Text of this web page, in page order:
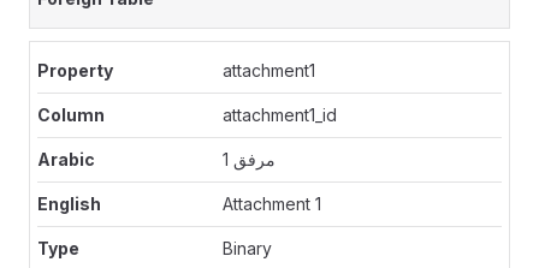
attachment1
attachment1_id
مرفق 1
Attachment 1
Binary